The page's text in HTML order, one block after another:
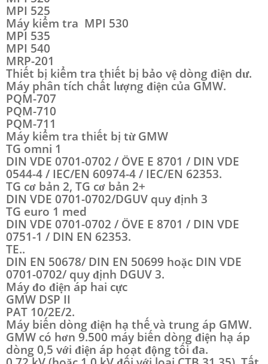
MPI 525
Máy kiểm tra MPI 530
MPI 535
MPI 540
MRP-201
Thiết bị kiểm tra thiết bị bảo vệ dòng điện dư.
Máy phân tích chất lượng điện của GMW.
PQM-707
PQM-710
PQM-711
Máy kiểm tra thiết bị từ GMW
TG omni 1
DIN VDE 0701-0702 / ÖVE E 8701 / DIN VDE
0544-4 / IEC/EN 60974-4 / IEC/EN 62353.
TG cơ bản 2, TG cơ bản 2+
DIN VDE 0701-0702/DGUV quy định 3
TG euro 1 med
DIN VDE 0701-0702 / ÖVE E 8701 / DIN VDE
0751-1 / DIN EN 62353.
TE..
DIN EN 50678/ DIN EN 50699 hoặc DIN VDE
0701-0702/ quy định DGUV 3.
Máy đo điện áp hai cực
GMW DSP II
PAT 10/2E/2.
Máy biến dòng điện hạ thế và trung áp GMW.
GMW có hơn 9.500 máy biến dòng điện hạ áp
dòng 0,5 với điện áp hoạt động tối đa.